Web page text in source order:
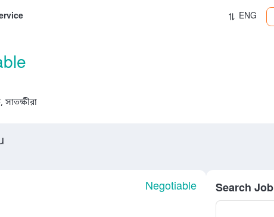
ENG
সাতক্ষীরা
Negotiable Search Job